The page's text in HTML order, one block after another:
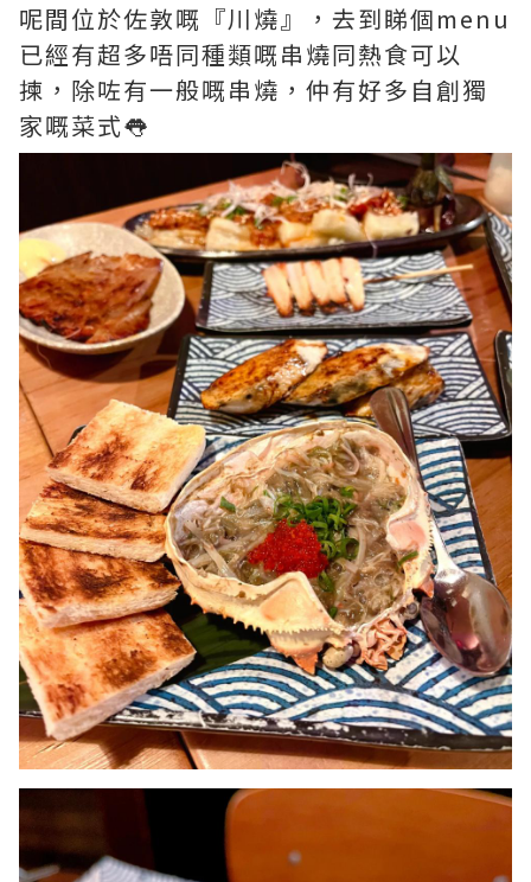
呢間位於佐敦嘅『川燒』，去到睇個menu
已經有超多唔同種類嘅串燒同熱食可以
揀，除咗有一般嘅串燒，仲有好多自創獨
家嘅菜式👅